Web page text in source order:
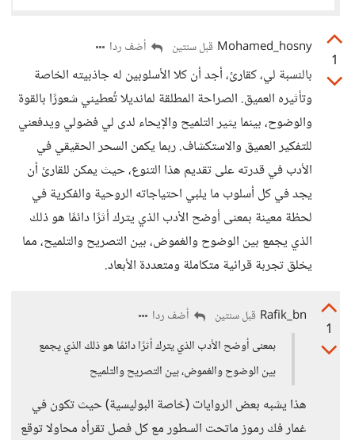
1
Mohamed_hosny قبل سنتين أضف ردا
بالنسبة لي، كقارئ، أجد أن كلا الأسلوبين له جاذبيته الخاصة
وتأثيره العميق. الصراحة المطلقة لمانديلا تُعطيني شعورًا بالقوة
والوضوح، بينما يثير التلميح والإيحاء لدى لي فضولي ويدفعني
للتفكير العميق والاستكشاف. ربما يكمن السحر الحقيقي في
الأدب في قدرته على تقديم هذا التنوع، حيث يمكن للقارئ أن
يجد في كل أسلوب ما يلبي احتياجاته الروحية والفكرية في
لحظة معينة بمعنى أوضح الأدب الذي يترك أثرًا دائمًا هو ذلك
الذي يجمع بين الوضوح والغموض، بين التصريح والتلميح، مما
يخلق تجربة قرائية متكاملة ومتعددة الأبعاد.
1
Rafik_bn قبل سنتين
أضف ردا
بمعنى أوضح الأدب الذي يترك أثرًا دائمًا هو ذلك الذي يجمع
بين الوضوح والغموض، بين التصريح والتلميح
هذا يشبه بعض الروايات (خاصة البوليسية) حيث تكون في
غمار فك رموز ماتحت السطور مع كل فصل تقرأه محاولا توقع